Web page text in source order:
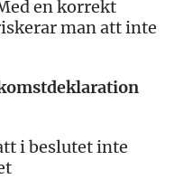
en korrekt
man att inte
i beslutet inte